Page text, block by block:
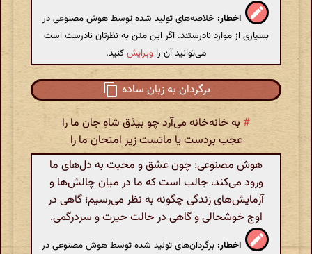
اخطار: خلاصه‌های تولید شده توسط هوش مصنوعی در
بسیاری از موارد نادرستند. اگر این متن به نظرتان نادرست است
می‌توانید آن را ویرایشکنید.
برگردان به زبان ساده
# به خانه‌خانه می‌آرد چو بیذق شاهِ جان ما را
عجب بردست یا ماتست زیر امتحان ما را
هوش مصنوعی: چون عشق و محبت به دل‌های ما
ورود می‌کند، جالب است که ما در میان چالش‌ها و
آزمایش‌های زندگی چگونه به نظر می‌رسیم؛ گاهی در
اوج خوشحالی و گاهی در حالت حیرت و سردرگمی.
اخطار: برگردان‌های تولید شده توسط هوش مصنوعی در